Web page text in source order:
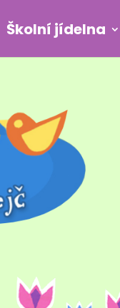
Školní jídelna